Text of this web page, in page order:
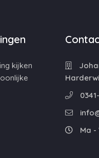
kijken
Ma -